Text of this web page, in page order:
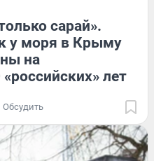
сарай».
у моря в Крыму
на
лет
Обсудить